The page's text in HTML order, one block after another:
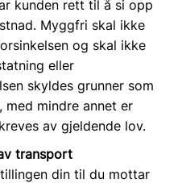
kunden rett til å si opp
Myggfri skal ikke
og skal ikke
eller
skyldes grunner som
mindre annet er
av gjeldende lov.
transport
din til du mottar